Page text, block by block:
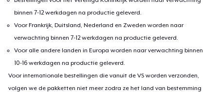
binnen 7-12 werkdagen na productie geleverd.
Voor Frankrijk, Duitsland, Nederland en Zweden worden naar
verwachting binnen 7-12 werkdagen na productie geleverd.
Voor alle andere landen in Europa worden naar verwachting binnen
10-16 werkdagen na productie geleverd.
Voor internationale bestellingen die vanuit de VS worden verzonden,
volgen we de pakketten niet meer zodra ze het land van bestemming